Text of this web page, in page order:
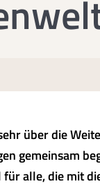
über die
gemeinsam
alle, die mit